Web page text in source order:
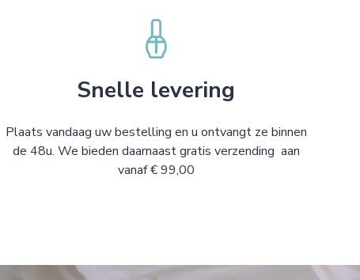
Snelle levering
Plaats vandaag uw bestelling en u ontvangt ze binnen
de 48u. We bieden daarnaast gratis verzending aan
vanaf € 99,00